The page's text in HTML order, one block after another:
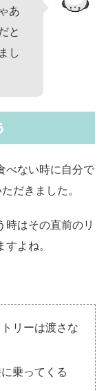
あ
と
し
べない時に自分で
だきました。
時はその直前のリ
よね。
リーは渡さな
乗ってくる